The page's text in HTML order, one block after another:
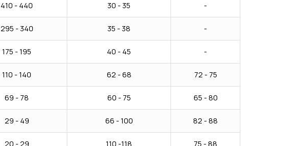
410 - 440 30 - 35 -
295 - 340 35 - 38 -
175 - 195 40 - 45 -
110 - 140 62 - 68 72 - 75
69 - 78 60 - 75 65 - 80
29 - 49 66 - 100 82 - 88
20 - 29 110 -118 75 - 88